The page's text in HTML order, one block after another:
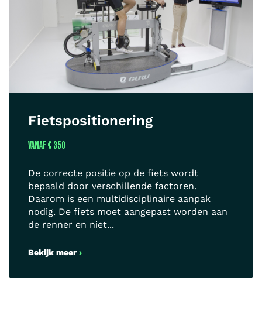
Fietspositionering
VANAF€ 350
De correcte positie op de fiets wordt
bepaald door verschillende factoren.
Daarom is een multidisciplinaire aanpak
nodig. De fiets moet aangepast worden aan
de renner en niet...
Bekijk meer ›